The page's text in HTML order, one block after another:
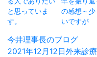
と思っていま
す。
の感想～
いですが
投
稿
今井理事長のブログ
投
2021年12月12日カ
外来診療